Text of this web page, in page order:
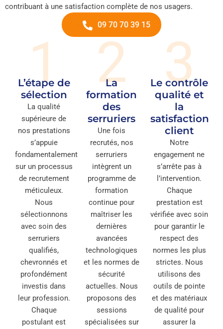
contribuant à une satisfaction complète de nos usagers.
09 70 70 39 15
1
L’étape de
sélection
La qualité
supérieure de
nos prestations
s’appuie
fondamentalement
sur un processus
de recrutement
méticuleux.
Nous
sélectionnons
avec soin des
serruriers
qualifiés,
chevronnés et
profondément
investis dans
leur profession.
Chaque
postulant est
2
La
formation
des
serruriers
Une fois
recrutés, nos
serruriers
intègrent un
programme de
formation
continue pour
maîtriser les
dernières
avancées
technologiques
et les normes de
sécurité
actuelles. Nous
proposons des
sessions
spécialisées sur
3
Le contrôle
qualité et
la
satisfaction
client
Notre
engagement ne
s’arrête pas à
l’intervention.
Chaque
prestation est
vérifiée avec soin
pour garantir le
respect des
normes les plus
strictes. Nous
utilisons des
outils de pointe
et des matériaux
de qualité pour
assurer la